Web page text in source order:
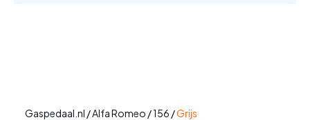
Gaspedaal.nl /Alfa Romeo /156 /Grijs